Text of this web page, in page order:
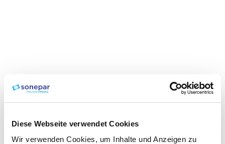
Diese Webseite verwendet Cookies
Wir verwenden Cookies, um Inhalte und Anzeigen zu